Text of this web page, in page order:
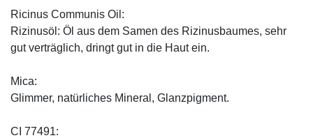
Ricinus Communis Oil:
Rizinusöl: Öl aus dem Samen des Rizinusbaumes, sehr
gut verträglich, dringt gut in die Haut ein.
Mica:
Glimmer, natürliches Mineral, Glanzpigment.
CI 77491: